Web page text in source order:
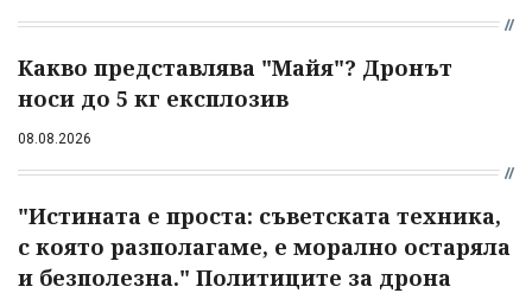
Какво представлява "Майя"? Дронът
носи до 5 кг експлозив
08.08.2026
"Истината е проста: съветската техника,
с която разполагаме, е морално остаряла
и безполезна." Политиците за дрона